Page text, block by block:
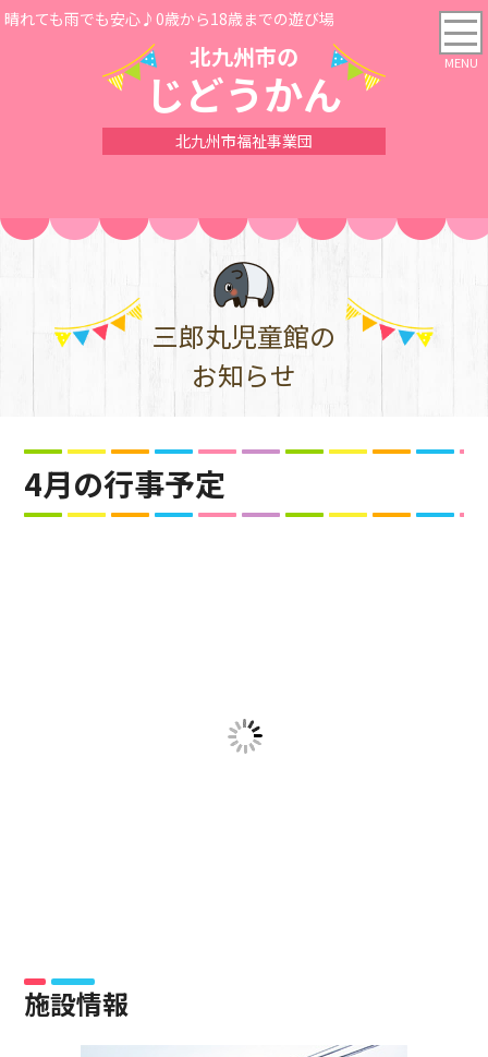
晴れても雨でも安心♪0歳から18歳までの遊び場
北九州市の
じどうかん
北九州市福祉事業団
三郎丸児童館の
お知らせ
4月の行事予定
施設情報